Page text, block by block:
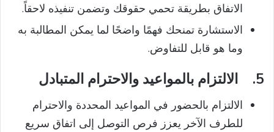
الاتفاق بطريقة تحمي حقوقك وتضمن تنفيذه لاحقاً.
الاستشارة تمنحك فهمًا واضحًا لما يمكن المطالبة به
وما هو قابل للتفاوض.
5. الالتزام بالمواعيد والاحترام المتبادل
الالتزام بالحضور في المواعيد المحددة والاحترام
للطرف الآخر يعزز فرص التوصل إلى اتفاق سريع